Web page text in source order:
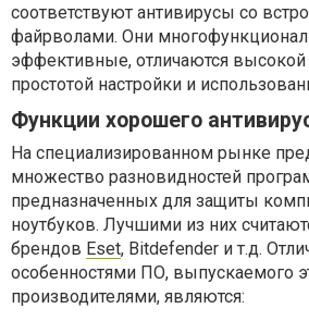
соответствуют антивирусы со
файрволами. Они
эффективные, отличаются высокой
простотой настройки и
Функции хорошего
На специализированном рынке
множество разновидностей
предназначенных для защиты
ноутбуков. Лучшими из них
брендов Eset, Bitdefender и т.д.
особенностями ПО, выпускаемого
производителями, являются: